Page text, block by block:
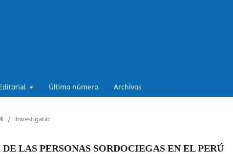
Último número Archivos
/ Investigatio
LAS PERSONAS SORDOCIEGAS EN EL PERÚ